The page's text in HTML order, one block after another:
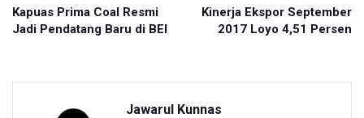
Kapuas Prima Coal Resmi
Jadi Pendatang Baru di BEI
Kinerja Ekspor September
2017 Loyo 4,51 Persen
Jawarul Kunnas